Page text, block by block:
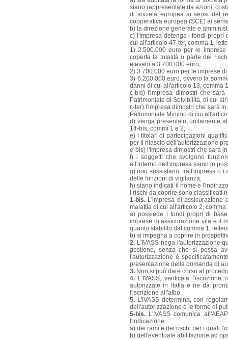
siano rappresentate da azioni,
di società europea ai sensi del
cooperativa europea (SCE) ai
b) la direzione generale e
c) l'impresa detenga i fondi propri
cui all'articolo 47-ter, comma 1,
1) 2.500.000 euro per le
coperta la totalità o parte dei
elevato a 3.700.000 euro;
2) 3.700.000 euro per le imprese
3) 6.200.000 euro, ovvero la
danni di cui all'articolo 13, comma
c-bis) l'impresa dimostri che
Patrimoniale di Solvibilità, di cui
c-ter) l'impresa dimostri che sarà
Patrimoniale Minimo di cui
d) venga presentato, unitamente
14-bis, commi 1 e 2;
e) i titolari di partecipazioni
per il rilascio dell'autorizzazione
e-bis) l'impresa dimostri che sarà
f) i soggetti che svolgono
all'interno dell'impresa siano in
g) non sussistano, tra l'impresa o i
delle funzioni di vigilanza;
h) siano indicati il nome e
i rischi da coprire sono classificati
1-bis. L'impresa di assicurazione
malattia di cui all'articolo 2,
a) possiede i fondi propri di
imprese di assicurazione vita e il
quanto stabilito dal comma 1,
b) si impegna a coprire in
2. L'IVASS nega l'autorizzazione
gestione, senza che si possa
l'autorizzazione è
presentazione della domanda di
3. Non si può dare corso al
4. L'IVASS, verificata
autorizzate in Italia e ne dà
l'iscrizione all'albo.
5. L'IVASS determina, con
dell'autorizzazione e le forme di
5-bis. L'IVASS comunica
l'indicazione:
a) dei rami e dei rischi per i quali
b) dell'eventuale abilitazione ad